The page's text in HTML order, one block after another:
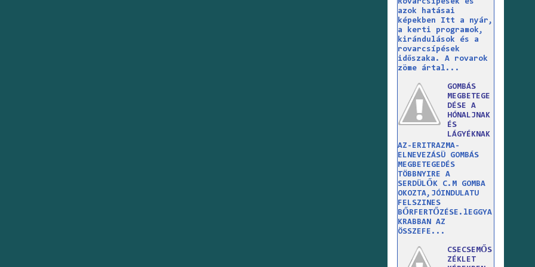
azok hatásai
képekben Itt a nyár,
a kerti programok,
kirándulások és a
rovarcsípések
időszaka. A rovarok
zöme ártal...
GOMBÁS
MEGBETEGE
DÉSE A
HÓNALJNAK
ÉS
LÁGYÉKNAK
AZ-ERITRAZMA-
ELNEVEZÁSÜ GOMBÁS
MEGBETEGEDÉS
TÖBBNYIRE A
SERDÜLŐK C.M GOMBA
OKOZTA,JÓINDULATU
FELSZINES
BŐRFERTŐZÉSE.lEGGYA
KRABBAN AZ
ÖSSZEFE...
CSECSEMŐS
ZÉKLET